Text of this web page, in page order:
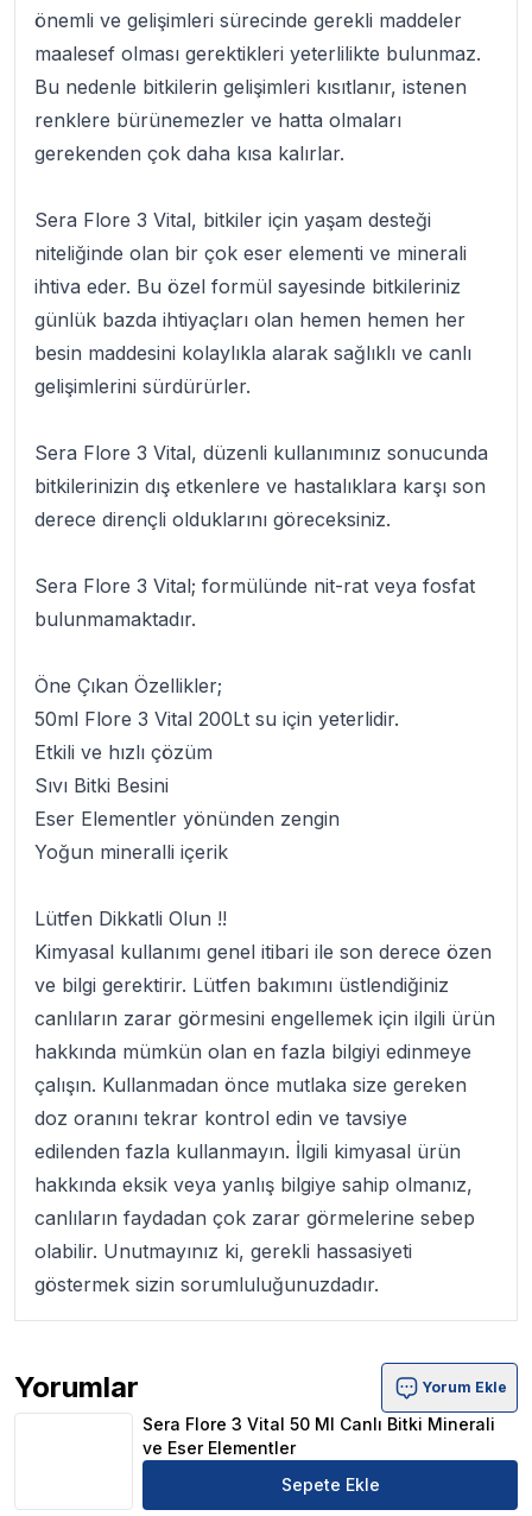
önemli ve gelişimleri sürecinde gerekli maddeler
maalesef olması gerektikleri yeterlilikte bulunmaz.
Bu nedenle bitkilerin gelişimleri kısıtlanır, istenen
renklere bürünemezler ve hatta olmaları
gerekenden çok daha kısa kalırlar.
Sera Flore 3 Vital, bitkiler için yaşam desteği
niteliğinde olan bir çok eser elementi ve minerali
ihtiva eder. Bu özel formül sayesinde bitkileriniz
günlük bazda ihtiyaçları olan hemen hemen her
besin maddesini kolaylıkla alarak sağlıklı ve canlı
gelişimlerini sürdürürler.
Sera Flore 3 Vital, düzenli kullanımınız sonucunda
bitkilerinizin dış etkenlere ve hastalıklara karşı son
derece dirençli olduklarını göreceksiniz.
Sera Flore 3 Vital; formülünde nit-rat veya fosfat
bulunmamaktadır.
Öne Çıkan Özellikler;
50ml Flore 3 Vital 200Lt su için yeterlidir.
Etkili ve hızlı çözüm
Sıvı Bitki Besini
Eser Elementler yönünden zengin
Yoğun mineralli içerik
Lütfen Dikkatli Olun !!
Kimyasal kullanımı genel itibari ile son derece özen
ve bilgi gerektirir. Lütfen bakımını üstlendiğiniz
canlıların zarar görmesini engellemek için ilgili ürün
hakkında mümkün olan en fazla bilgiyi edinmeye
çalışın. Kullanmadan önce mutlaka size gereken
doz oranını tekrar kontrol edin ve tavsiye
edilenden fazla kullanmayın. İlgili kimyasal ürün
hakkında eksik veya yanlış bilgiye sahip olmanız,
canlıların faydadan çok zarar görmelerine sebep
olabilir. Unutmayınız ki, gerekli hassasiyeti
göstermek sizin sorumluluğunuzdadır.
Yorumlar
Sera Flore 3 Vital 50 Ml Canlı Bitki Minerali ve Eser
Yorum Ekle
Sera Flore 3 Vital 50 Ml Canlı Bitki Minerali
ve Eser Elementler
Sepete Ekle